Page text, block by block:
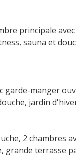
principale
sauna et
garde-manger
jardin
2 chambres
grande terrasse